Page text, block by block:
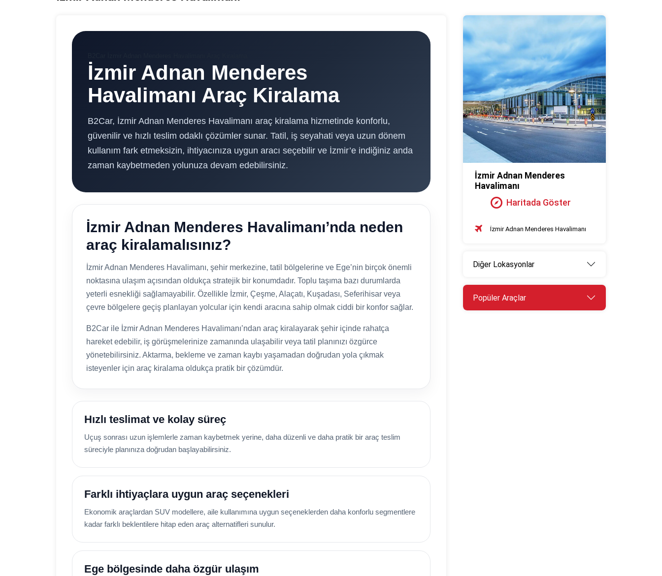
İzmir Adnan Menderes
Havalimanı Araç Kiralama
B2Car, İzmir Adnan Menderes Havalimanı araç kiralama hizmetinde konforlu,
güvenilir ve hızlı teslim odaklı çözümler sunar. Tatil, iş seyahati veya uzun dönem
kullanım fark etmeksizin, ihtiyacınıza uygun aracı seçebilir ve İzmir’e indiğiniz anda
zaman kaybetmeden yolunuza devam edebilirsiniz.
İzmir Adnan Menderes Havalimanı’nda neden
araç kiralamalısınız?
İzmir Adnan Menderes Havalimanı, şehir merkezine, tatil bölgelerine ve Ege’nin birçok önemli
noktasına ulaşım açısından oldukça stratejik bir konumdadır. Toplu taşıma bazı durumlarda
yeterli esnekliği sağlamayabilir. Özellikle İzmir, Çeşme, Alaçatı, Kuşadası, Seferihisar veya
çevre bölgelere geçiş planlayan yolcular için kendi aracına sahip olmak ciddi bir konfor sağlar.
B2Car ile İzmir Adnan Menderes Havalimanı’ndan araç kiralayarak şehir içinde rahatça
hareket edebilir, iş görüşmelerinize zamanında ulaşabilir veya tatil planınızı özgürce
yönetebilirsiniz. Aktarma, bekleme ve zaman kaybı yaşamadan doğrudan yola çıkmak
isteyenler için araç kiralama oldukça pratik bir çözümdür.
Hızlı teslimat ve kolay süreç
Uçuş sonrası uzun işlemlerle zaman kaybetmek yerine, daha düzenli ve daha pratik bir araç teslim
süreciyle planınıza doğrudan başlayabilirsiniz.
Farklı ihtiyaçlara uygun araç seçenekleri
Ekonomik araçlardan SUV modellere, aile kullanımına uygun seçeneklerden daha konforlu segmentlere
kadar farklı beklentilere hitap eden araç alternatifleri sunulur.
Ege bölgesinde daha özgür ulaşım
İzmir Adnan Menderes
Havalimanı
Haritada Göster
İzmir Adnan Menderes Havalimanı
Diğer Lokasyonlar
Popüler Araçlar